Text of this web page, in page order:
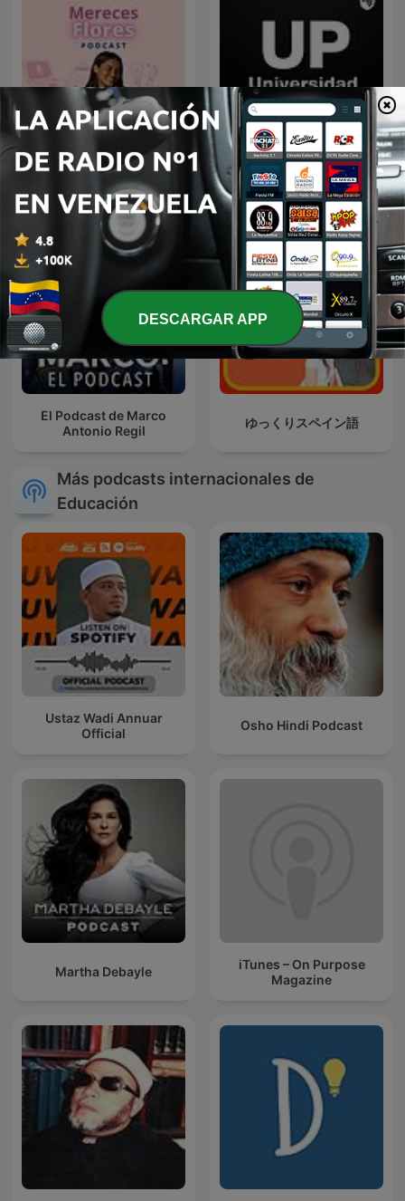
Mereces flores
Conferencias Universidad
de Palermo
El Podcast de Marco
Antonio Regil
ゆっくりスペイン語
Más podcasts internacionales de
Educación
Ustaz Wadi Annuar
Official
Osho Hindi Podcast
Martha Debayle
iTunes – On Purpose
Magazine
DESCARGAR APP